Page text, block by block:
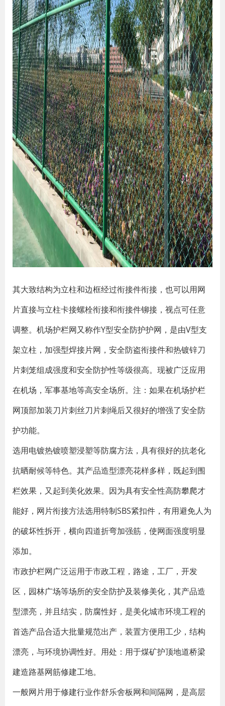
其大致结构为立柱和边框经过衔接件衔接，也可以用网
片直接与立柱卡接螺栓衔接和衔接件铆接，视点可任意
调整。机场护栏网又称作Y型安全防护护网，是由V型支
架立柱，加强型焊接片网，安全防盗衔接件和热镀锌刀
片刺笼组成强度和安全防护性等级很高。现被广泛应用
在机场，军事基地等高安全场所。注：如果在机场护栏
网顶部加装刀片刺丝刀片刺绳后又很好的增强了安全防
护功能。
选用电镀热镀喷塑浸塑等防腐方法，具有很好的抗老化
抗晒耐候等特色。其产品造型漂亮花样多样，既起到围
栏效果，又起到美化效果。因为具有安全性高防攀爬才
能好，网片衔接方法选用特制SBS紧扣件，有用避免人为
的破坏性拆开，横向四道折弯加强筋，使网面强度明显
添加。
市政护栏网广泛运用于市政工程，路途，工厂，开发
区，园林广场等场所的安全防护及装修美化，其产品造
型漂亮，并且结实，防腐性好，是美化城市环境工程的
首选产品合适大批量规范出产，装置方便用工少，结构
漂亮，与环境协调性好。用处：用于煤矿护顶地道桥梁
建造路基网筋修建工地。
一般网片用于修建行业作舒乐舍板网和间隔网，是高层